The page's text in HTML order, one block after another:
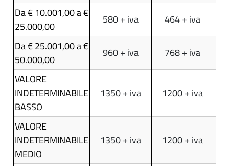
Da € 10.001,00 a €
25.000,00
580 + iva
464 + iva
Da € 25.001,00 a €
50.000,00
960 + iva
768 + iva
VALORE
INDETERMINABILE
BASSO
1350 + iva 1200 + iva
VALORE
INDETERMINABILE
MEDIO
1350 + iva 1200 + iva